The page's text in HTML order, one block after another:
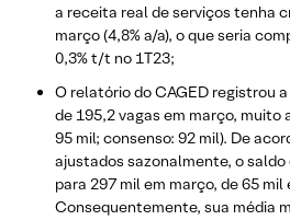
a receita real de serviços tenha
março (4,8% a/a), o que seria
0,3% t/t no 1T23;
O relatório do CAGED registrou
de 195,2 vagas em março, muito
95 mil; consenso: 92 mil). De
ajustados sazonalmente, o saldo
para 297 mil em março, de 65 mil
Consequentemente, sua média